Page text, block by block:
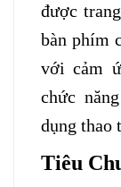
được
bàn phím
với cảm
chức
dụng thao
Tiêu